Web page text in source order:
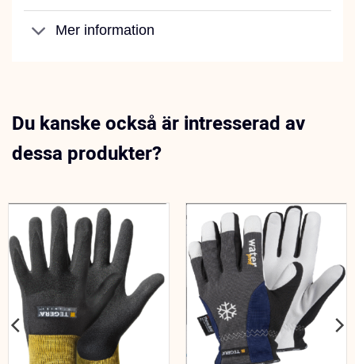
Mer information
Du kanske också är intresserad av
dessa produkter?